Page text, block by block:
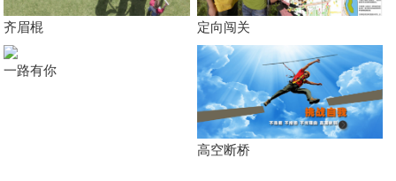
齐眉棍 定向闯关
一路有你
高空断桥